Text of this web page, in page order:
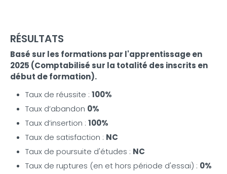
RÉSULTATS
Basé sur les formations par l'apprentissage en
2025 (Comptabilisé sur la totalité des inscrits en
début de formation).
Taux de réussite : 100%
Taux d’abandon 0%
Taux d’insertion : 100%
Taux de satisfaction : NC
Taux de poursuite d'études : NC
Taux de ruptures (en et hors période d'essai) : 0%